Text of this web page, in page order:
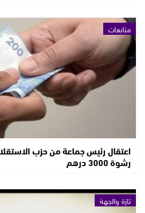
متابعات
اعتقال رئيس جماعة من حزب
رشوة 3000 درهم
تازة والجهة